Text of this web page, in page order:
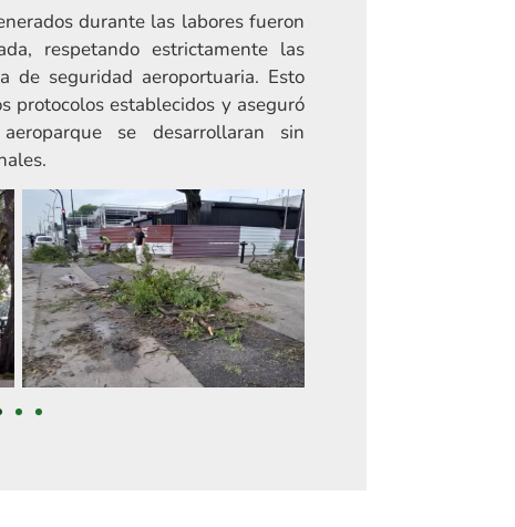
durante las labores fueron
respetando estrictamente las
de seguridad aeroportuaria. Esto
protocolos establecidos y aseguró
se desarrollaran sin